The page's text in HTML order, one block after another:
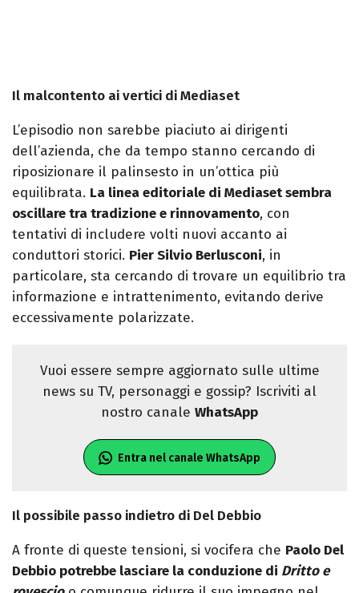
Il malcontento ai vertici di Mediaset
L’episodio non sarebbe piaciuto ai dirigenti
dell’azienda, che da tempo stanno cercando di
riposizionare il palinsesto in un’ottica più
equilibrata. La linea editoriale di Mediaset sembra
oscillare tra tradizione e rinnovamento, con
tentativi di includere volti nuovi accanto ai
conduttori storici. Pier Silvio Berlusconi, in
particolare, sta cercando di trovare un equilibrio tra
informazione e intrattenimento, evitando derive
eccessivamente polarizzate.
Vuoi essere sempre aggiornato sulle ultime
news su TV, personaggi e gossip? Iscriviti al
nostro canale WhatsApp
Entra nel canale WhatsApp
Il possibile passo indietro di Del Debbio
A fronte di queste tensioni, si vocifera che Paolo Del
Debbio potrebbe lasciare la conduzione di Dritto e